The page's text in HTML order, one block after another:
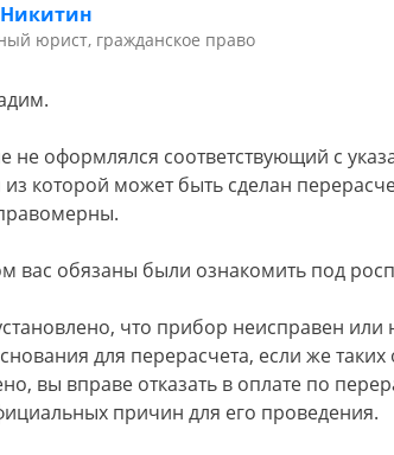
Никитин
юрист, гражданское право
не оформлялся соответствующий с
которой может быть сделан
вас обязаны были ознакомить под
что прибор неисправен
для перерасчета, если же таких
вы вправе отказать в оплате по
причин для его проведения.